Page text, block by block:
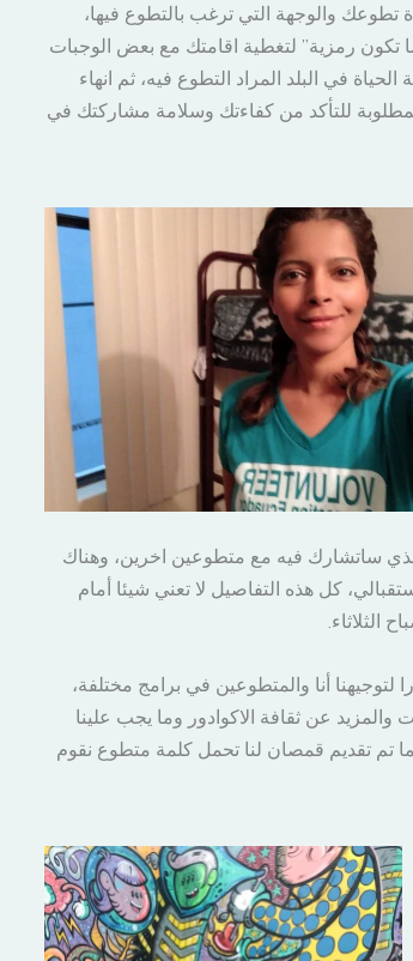
تطوعك والوجهة التي ترغب بالتطوع فيها،
تكون رمزية” لتغطية اقامتك مع بعض الوجبات
في البلد المراد التطوع فيه، ثم انهاء
للتأكد من كفاءتك وسلامة مشاركتك في
ساتشارك فيه مع متطوعين اخرين، وهناك
كل هذه التفاصيل لا تعني شيئا أمام
الثلاثاء.
لتوجيهنا أنا والمتطوعين في برامج مختلفة،
والمزيد عن ثقافة الاكوادور وما يجب علينا
تم تقديم قمصان لنا تحمل كلمة متطوع نقوم